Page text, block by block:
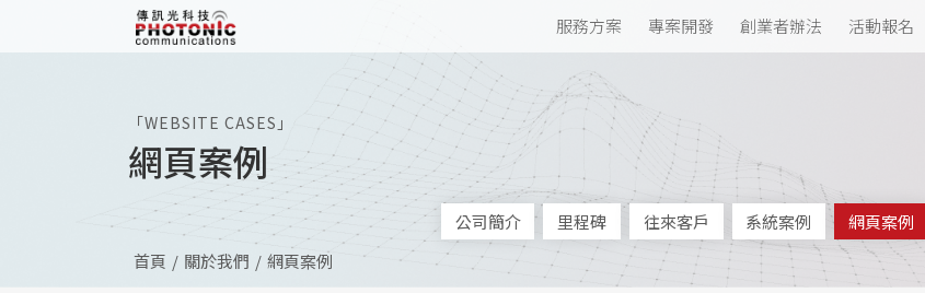
服務方案 專案開發 創業者辦法 活動報名
「WEBSITE CASES」
網頁案例
公司簡介 里程碑 往來客戶 系統案例 網頁案例
首頁
關於我們
網頁案例